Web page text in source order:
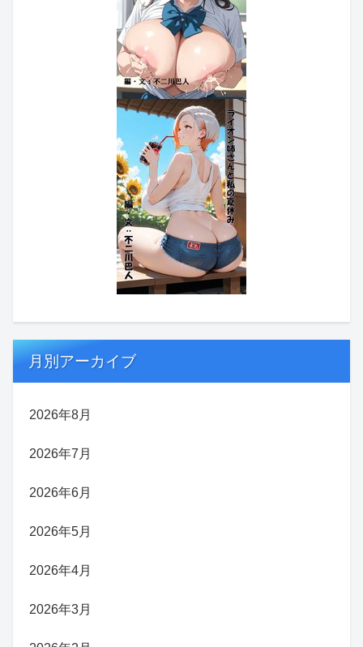
月別アーカイブ
2026年8月
2026年7月
2026年6月
2026年5月
2026年4月
2026年3月